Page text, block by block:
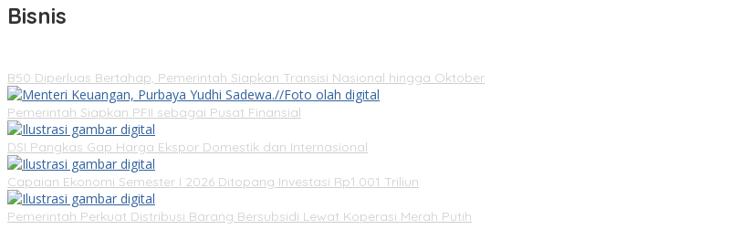
Bisnis
B50 Diperluas Bertahap, Pemerintah Siapkan Transisi Nasional hingga Oktober
Pemerintah Siapkan PFII sebagai Pusat Finansial
DSI Pangkas Gap Harga Ekspor Domestik dan Internasional
Capaian Ekonomi Semester I 2026 Ditopang Investasi Rp1.001 Triliun
Pemerintah Perkuat Distribusi Barang Bersubsidi Lewat Koperasi Merah Putih